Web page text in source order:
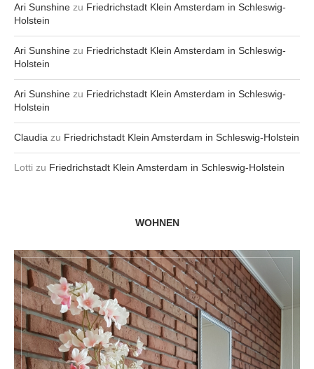
Ari Sunshine zu Friedrichstadt Klein Amsterdam in Schleswig-
Holstein
Ari Sunshine zu Friedrichstadt Klein Amsterdam in Schleswig-
Holstein
Ari Sunshine zu Friedrichstadt Klein Amsterdam in Schleswig-
Holstein
Claudia zu Friedrichstadt Klein Amsterdam in Schleswig-Holstein
Lotti zu Friedrichstadt Klein Amsterdam in Schleswig-Holstein
WOHNEN